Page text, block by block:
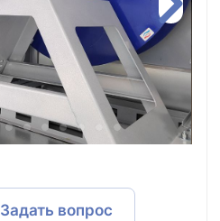
Задать вопрос